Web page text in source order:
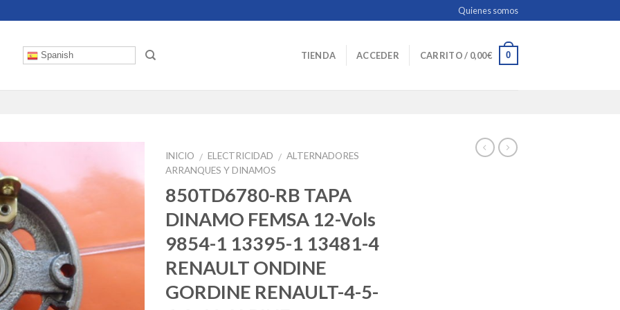
Quienes somos
Spanish TIENDA ACCEDER CARRITO / 0,00€ 0
INICIO / ELECTRICIDAD / ALTERNADORES
ARRANQUES Y DINAMOS
850TD6780-RB TAPA
DINAMO FEMSA 12-Vols
9854-1 13395-1 13481-4
RENAULT ONDINE
GORDINE RENAULT-4-5-